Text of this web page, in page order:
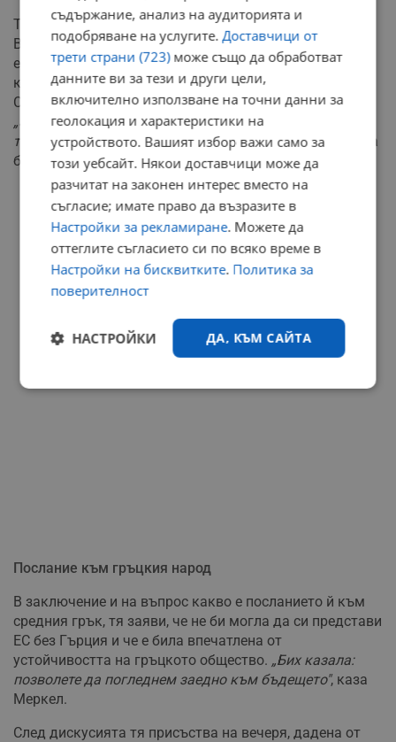
Тя допълни, че в момента с руския президент
Владимир Путин няма никакви контакти. Според нея
едно от най-големите й лични несъгласия с Путин се
крие в това кое е било най-лошото събитие на XX в.
Според нея това е националсоциализмът и нацистите.
„За него е разпадането на Съветския съюз – а за мен
това, че Студената война свърши, е нещо хубаво"
, каза
бившата канцлерка.
Послание към гръцкия народ
В заключение и на въпрос какво е посланието й към
средния грък, тя заяви, че не би могла да си представи
ЕС без Гърция и че е била впечатлена от
устойчивостта на гръцкото общество. „Бих казала:
позволете да погледнем заедно към бъдещето", каза
Меркел.
След дискусията тя присъства на вечеря, дадена от
съдържание, анализ на аудиторията и
подобряване на услугите.Доставчици от
трети страни (723)може също да обработват
данните ви за тези и други цели,
включително използване на точни данни за
геолокация и характеристики на
устройството. Вашият избор важи само за
този уебсайт. Някои доставчици може да
разчитат на законен интерес вместо на
съгласие; имате право да възразите в
Настройки за рекламиране. Можете да
оттеглите съгласието си по всяко време в
Настройки на бисквитките. Политика за
поверителност
ДА, КЪМ САЙТА
НАСТРОЙКИ
Строго
Ефективност
Строго необходимо
Ефективност